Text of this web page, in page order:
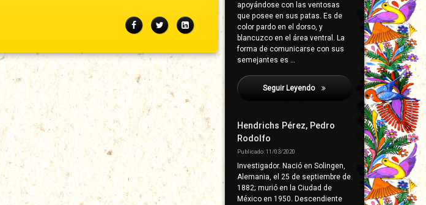
FacebookTwitterLinkedIn
apoyándose con las ventosas
que posee en sus patas. Es de
color pardo en el dorso, y
blancuzco en el área ventral. La
forma de comunicarse con sus
semejantes es …
Seguir Leyendo Anisillo
Hendrichs Pérez, Pedro
Rodolfo
Publicado: 11/03/2020
Investigador. Nació en Solingen,
Alemania, el 25 de septiembre de
1882; murió en la Ciudad de
México en 1950. Descendiente